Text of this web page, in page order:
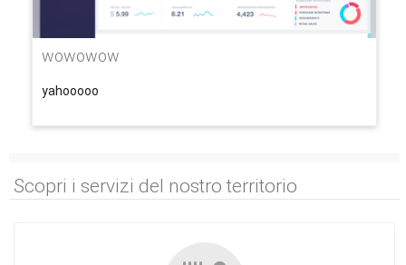
wowowow
yahooooo
Scopri i servizi del nostro territorio